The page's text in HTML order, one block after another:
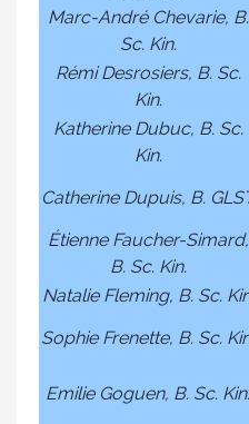
Marc-André Chevarie, B.
Sc. Kin.
Rémi Desrosiers, B. Sc.
Kin.
Katherine Dubuc, B. Sc.
Kin.
Catherine Dupuis, B.
Étienne Faucher-Simard,
B. Sc. Kin.
Natalie Fleming, B. Sc.
Sophie Frenette, B. Sc.
Emilie Goguen, B. Sc. Kin.